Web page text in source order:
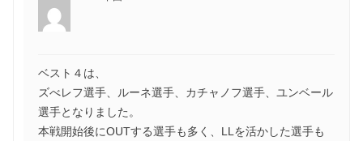
ベスト４は、
ズべレフ選手、ルーネ選手、カチャノフ選手、ユンベール
選手となりました。
本戦開始後にOUTする選手も多く、LLを活かした選手も